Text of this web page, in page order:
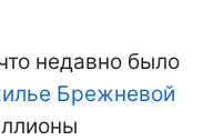
недавно было
Брежневой